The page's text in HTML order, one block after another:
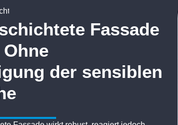
Fassade
der sensiblen